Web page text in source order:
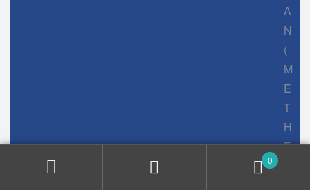
A
N
(
M
E
T
H
E
0